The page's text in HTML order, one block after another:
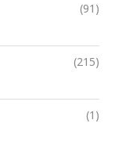
(91)
(215)
(1)